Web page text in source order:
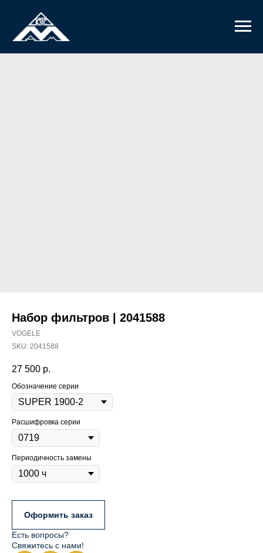
Набор фильтров | 2041588
VOGELE
SKU: 2041588
27 500 р.
Обозначение серии
Расшифровка серии
Периодичность замены
Оформить заказ
Есть вопросы?
Свяжитесь с нами!